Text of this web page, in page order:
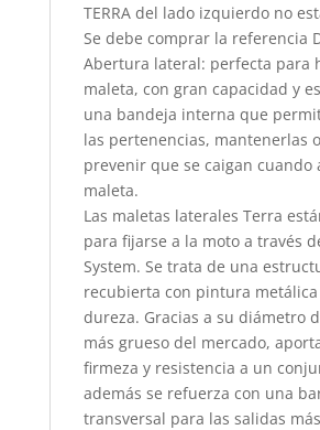
TERRA del lado izquierdo no
Se debe comprar la referencia
Abertura lateral: perfecta para
maleta, con gran capacidad y
una bandeja interna que
las pertenencias, mantenerlas
prevenir que se caigan cuando
maleta.
Las maletas laterales Terra
para fijarse a la moto a través
System. Se trata de una
recubierta con pintura
dureza. Gracias a su diámetro
más grueso del mercado,
firmeza y resistencia a un
además se refuerza con una
transversal para las salidas